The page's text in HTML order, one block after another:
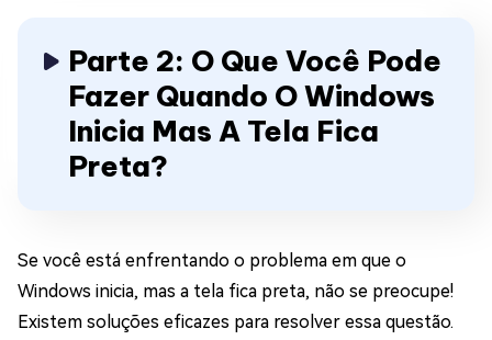
Parte 2: O Que Você Pode
Fazer Quando O Windows
Inicia Mas A Tela Fica
Preta?
Se você está enfrentando o problema em que o
Windows inicia, mas a tela fica preta, não se preocupe!
Existem soluções eficazes para resolver essa questão.